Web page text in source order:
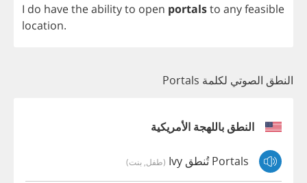
I do havetheabilityto open portalsto anyfeasible
location.
النطق الصوتي لكلمة Portals
النطق باللهجة الأمريكية
Portals تُنطق Ivy (طفل, بنت)